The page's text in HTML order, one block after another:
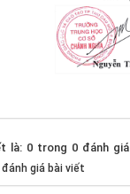
là: 0 trong 0 đánh giá
giá bài viết